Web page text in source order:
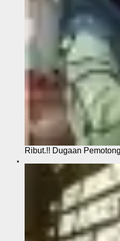
Ribut.!! Dugaan